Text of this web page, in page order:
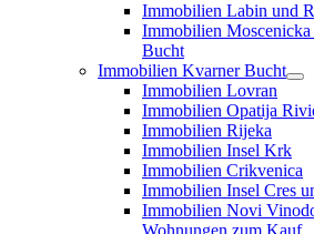
Immobilien Labin und
Immobilien
Bucht
Immobilien Kvarner Bucht
Immobilien Lovran
Immobilien Opatija
Immobilien Rijeka
Immobilien Insel Krk
Immobilien Crikvenica
Immobilien Insel Cres
Immobilien Novi
Wohnungen zum Kauf